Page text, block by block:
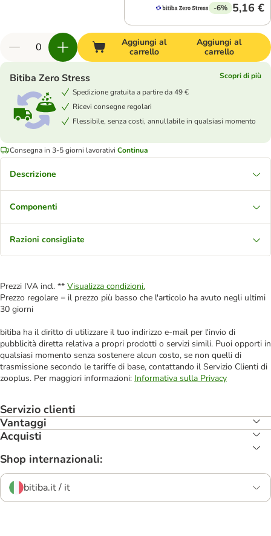
-6% 5,16 €
Aggiungi al
carrello
Aggiungi al
carrello
Bitiba Zero Stress
Scopri di più
Spedizione gratuita a partire da 49 €
Ricevi consegne regolari
Flessibile, senza costi, annullabile in qualsiasi momento
Consegna in 3-5 giorni lavorativi Continua
Descrizione
Componenti
Razioni consigliate
Prezzi IVA incl. ** Visualizza condizioni.
Prezzo regolare = il prezzo più basso che l'articolo ha avuto negli ultimi
30 giorni
bitiba ha il diritto di utilizzare il tuo indirizzo e-mail per l'invio di
pubblicità diretta relativa a propri prodotti o servizi simili. Puoi opporti in
qualsiasi momento senza sostenere alcun costo, se non quelli di
trasmissione secondo le tariffe di base, contattando il Servizio Clienti di
zooplus. Per maggiori informazioni: Informativa sulla Privacy
Servizio clienti
Vantaggi
Acquisti
Shop internazionali:
bitiba.it / it